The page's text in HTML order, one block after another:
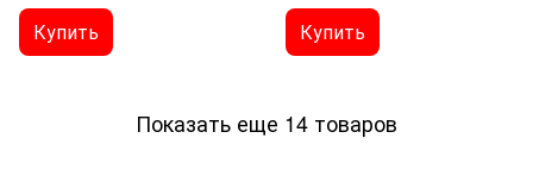
Купить Купить
Показать еще 14 товаров